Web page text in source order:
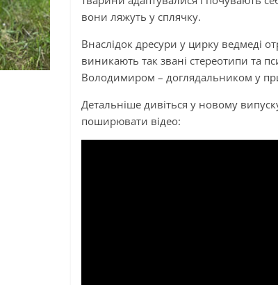
вони ляжуть у сплячку.
Внаслідок дресури у цирку ведмеді
виникають так звані стереотипи та
Володимиром – доглядальником у
Детальніше дивіться у новому
поширювати відео: